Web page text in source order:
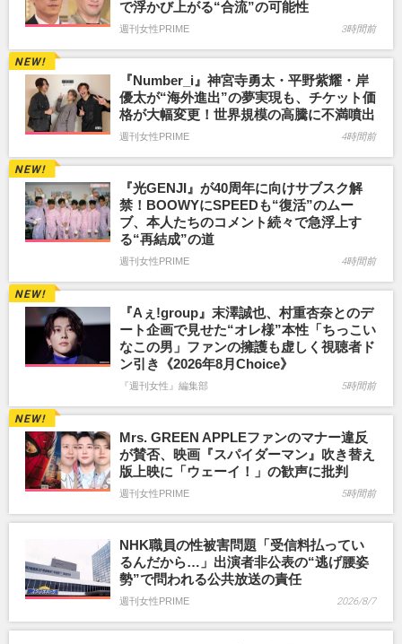
で浮かび上がる“合流”の可能性
週刊女性PRIME 3時間前
『Number_i』神宮寺勇太・平野紫耀・岸
優太が“海外進出”の夢実現も、チケット価
格が大幅変更！世界規模の高騰に不満噴出
週刊女性PRIME 4時間前
『光GENJI』が40周年に向けサブスク解
禁！BOOWYにSPEEDも“復活”のムー
ブ、本人たちのコメント続々で急浮上す
る“再結成”の道
週刊女性PRIME 4時間前
『Aぇ!group』末澤誠也、村重杏奈とのデ
ート企画で見せた“オレ様”本性「ちっこい
なこの男」ファンの擁護も虚しく視聴者ド
ン引き《2026年8月Choice》
『週刊女性』編集部 5時間前
Mrs. GREEN APPLEファンのマナー違反
が賛否、映画『スパイダーマン』吹き替え
版上映に「ウェーイ！」の歓声に批判
週刊女性PRIME 5時間前
NHK職員の性被害問題「受信料払ってい
るんだから…」出演者非公表の“逃げ腰姿
勢”で問われる公共放送の責任
週刊女性PRIME 2026/8/7